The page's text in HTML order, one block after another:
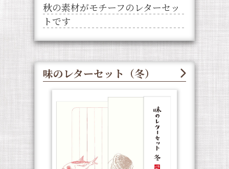
秋の素材がモチーフのレターセッ
トです
味のレターセット（冬）